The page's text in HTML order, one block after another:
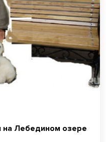
на Лебедином озере